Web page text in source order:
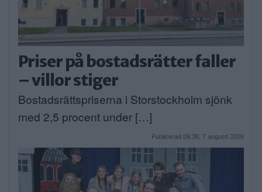
Priser på bostadsrätter faller
– villor stiger
Bostadsrättspriserna i Storstockholm sjönk
med 2,5 procent under […]
Publicerad 09:38, 7 augusti 2026